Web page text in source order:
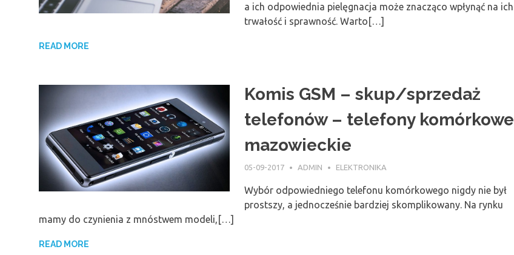
a ich odpowiednia pielęgnacja może znacząco wpłynąć na ich
trwałość i sprawność. Warto[…]
READ MORE
Komis GSM – skup/sprzedaż
telefonów – telefony komórkowe
mazowieckie
05-09-2017 ADMIN ELEKTRONIKA
Wybór odpowiedniego telefonu komórkowego nigdy nie był
prostszy, a jednocześnie bardziej skomplikowany. Na rynku
mamy do czynienia z mnóstwem modeli,[…]
READ MORE